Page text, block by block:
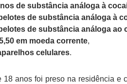
de substância análoga à
de substância análoga à
de substância análoga ao
em moeda corrente,
celulares.
18 anos foi preso na residência e